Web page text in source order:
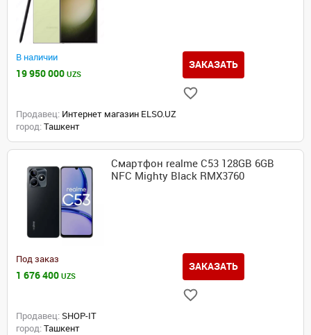
В наличии
19 950 000 UZS
ЗАКАЗАТЬ
Продавец: Интернет магазин ELSO.UZ
город: Ташкент
Смартфон realme C53 128GB 6GB
NFC Mighty Black RMX3760
Под заказ
1 676 400 UZS
ЗАКАЗАТЬ
Продавец: SHOP-IT
город: Ташкент